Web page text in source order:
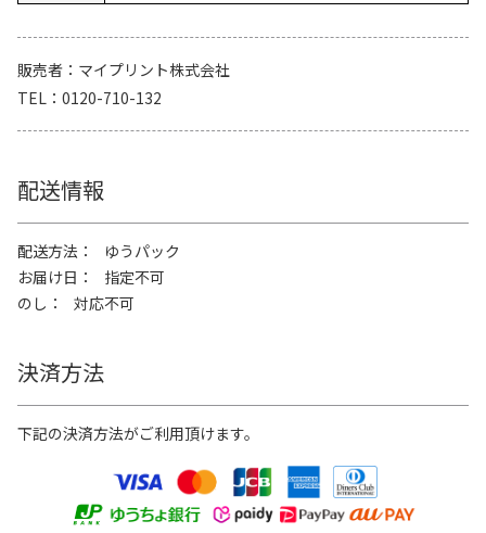
販売者
マイプリント株式会社
TEL
0120-710-132
配送情報
配送方法
ゆうパック
お届け日
指定不可
のし
対応不可
決済方法
下記の決済方法がご利用頂けます。